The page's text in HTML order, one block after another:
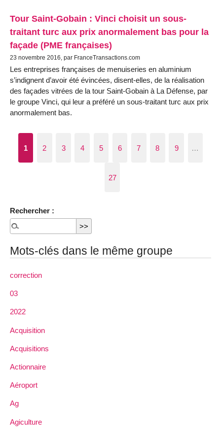
Tour Saint-Gobain : Vinci choisit un sous-
traitant turc aux prix anormalement bas pour la
façade (PME françaises)
23 novembre 2016, par FranceTransactions.com
Les entreprises françaises de menuiseries en aluminium
s’indignent d’avoir été évincées, disent-elles, de la réalisation
des façades vitrées de la tour Saint-Gobain à La Défense, par
le groupe Vinci, qui leur a préféré un sous-traitant turc aux prix
anormalement bas.
1 2 3 4 5 6 7 8 9 …
27
Rechercher :
Mots-clés dans le même groupe
correction
03
2022
Acquisition
Acquisitions
Actionnaire
Aéroport
Ag
Agiculture